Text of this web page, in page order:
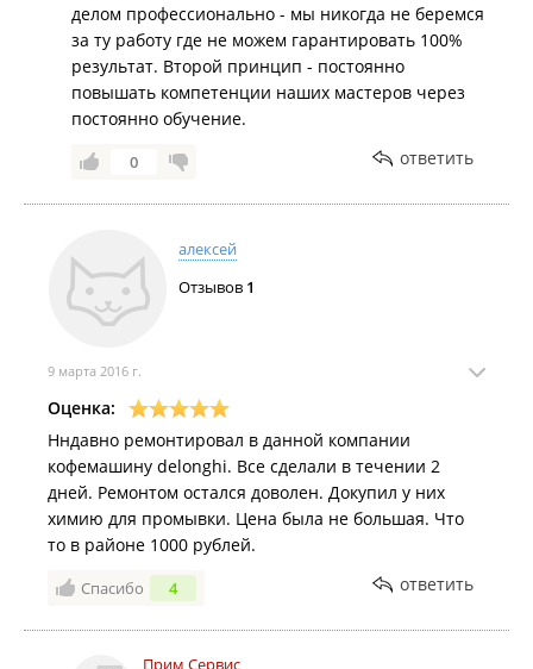
делом профессионально - мы никогда не беремся
за ту работу где не можем гарантировать 100%
результат. Второй принцип - постоянно
повышать компетенции наших мастеров через
постоянно обучение.
0 ответить
алексей
Отзывов 1
9 марта 2016 г.
Оценка:
Нндавно ремонтировал в данной компании
кофемашину delonghi. Все сделали в течении 2
дней. Ремонтом остался доволен. Докупил у них
химию для промывки. Цена была не большая. Что
то в районе 1000 рублей.
Спасибо 4 ответить
Прим Сервис